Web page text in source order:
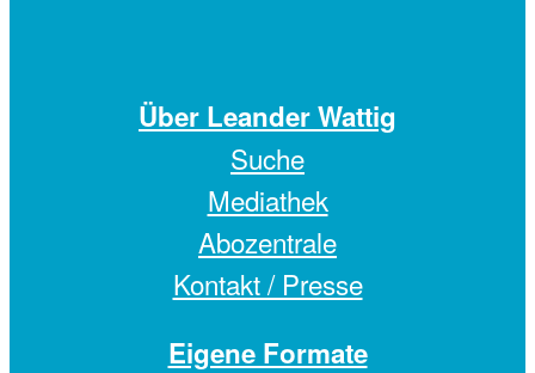
Über Leander Wattig
Suche
Mediathek
Abozentrale
Kontakt / Presse
Eigene Formate